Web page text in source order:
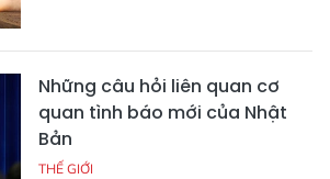
Những câu hỏi liên quan cơ
quan tình báo mới của Nhật
Bản
THẾ GIỚI